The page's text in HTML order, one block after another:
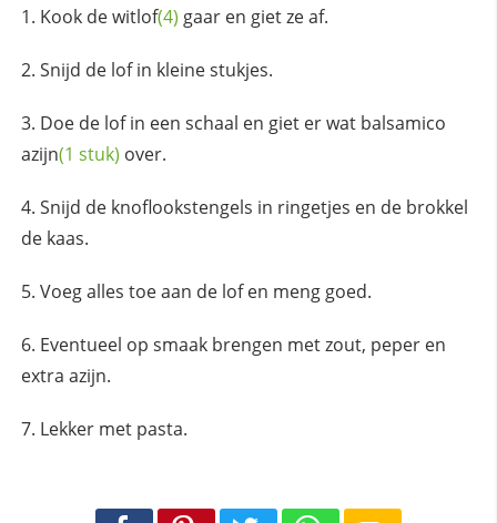
Kook dewitlof(4) gaar en giet ze af.
Snijd de lof in kleine stukjes.
Doe de lof in een schaal en giet er wat balsamico
azijn(1 stuk) over.
Snijd de knoflookstengels in ringetjes en de brokkel
de kaas.
Voeg alles toe aan de lof en meng goed.
Eventueel op smaak brengen met zout, peper en
extra azijn.
Lekker met pasta.